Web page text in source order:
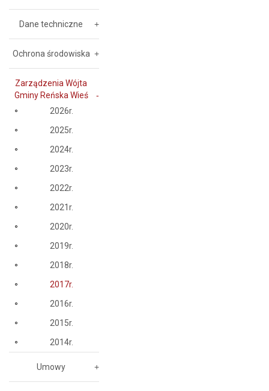
Dane techniczne
Ochrona środowiska
Zarządzenia Wójta
Gminy Reńska Wieś
2026r.
2025r.
2024r.
2023r.
2022r.
2021r.
2020r.
2019r.
2018r.
2017r.
2016r.
2015r.
2014r.
Umowy